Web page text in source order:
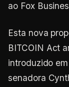
ao Fox
Esta nova
BITCOIN Act
introduzido
senadora